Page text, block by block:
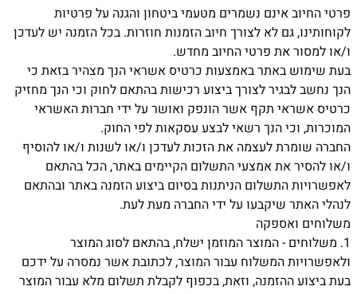
פרטי החיוב אינם נשמרים מטעמי ביטחון והגנה על פרטיות
לקוחותינו, גם לא לצורך חיוב הזמנות חוזרות. בכל הזמנה יש לעדכן
ו/או למסור את פרטי החיוב מחדש.
בעת שימוש באתר באמצעות כרטיס אשראי הנך מצהיר בזאת כי
הנך נחשב לבגיר לצורך ביצוע רכישות בהתאם לחוק וכי הנך מחזיק
כרטיס אשראי תקף אשר הונפק ואושר על ידי חברות האשראי
המוכרות, וכי הנך רשאי לבצע עסקאות לפי החוק.
החברה שומרת לעצמה את הזכות לעדכן ו/או לשנות ו/או להוסיף
ו/או להסיר את אמצעי התשלום הקיימים באתר, הכל בהתאם
לאפשרויות התשלום הניתנות בסיום ביצוע הזמנה באתר ובהתאם
לנהלי האתר שיקבעו על ידי החברה מעת לעת.
משלוחים ואספקה
1. משלוחים - המוצר המוזמן ישלח, בהתאם לסוג המוצר
ולאפשרויות המשלוח עבור המוצר, לכתובת אשר נמסרה על ידכם
בעת ביצוע ההזמנה, וזאת, בכפוף לקבלת תשלום מלא עבור המוצר